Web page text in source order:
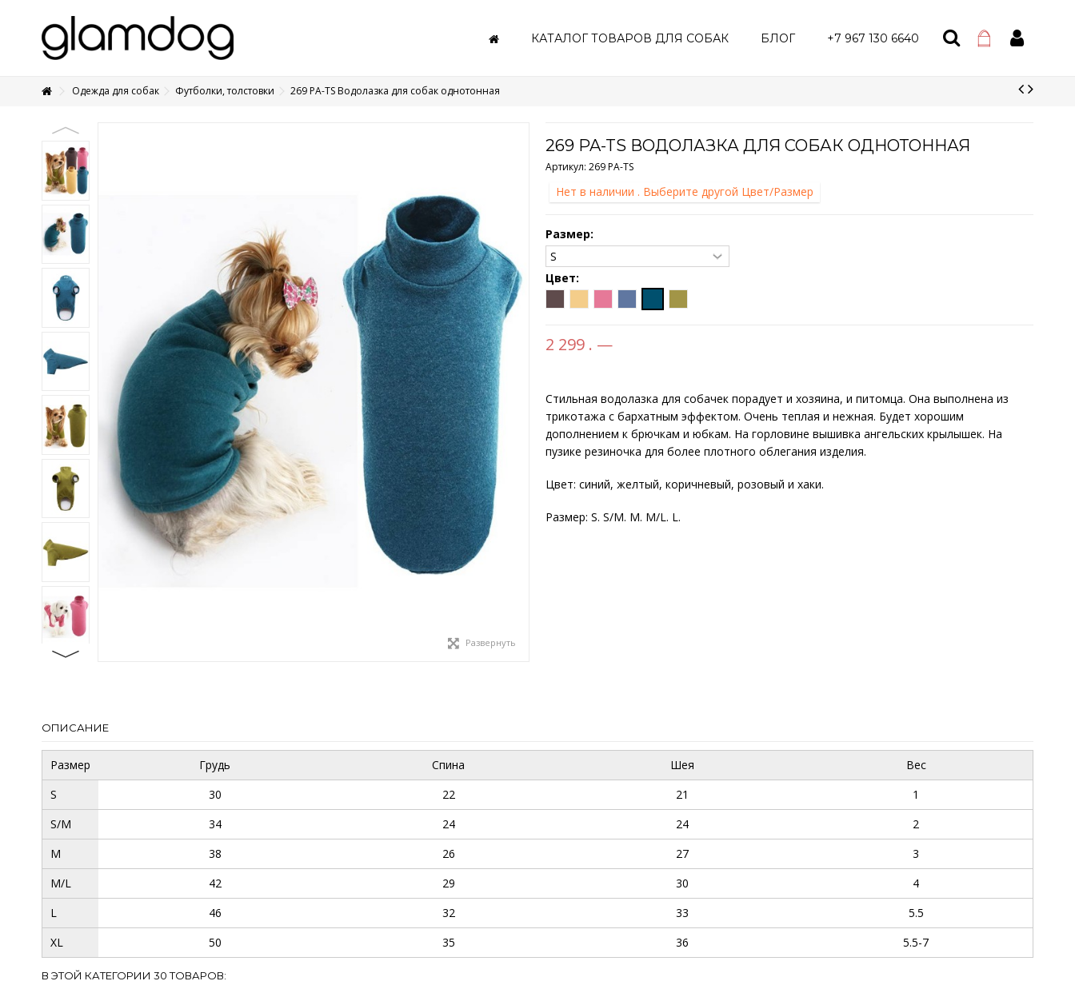
+7 495 1250410
КАТАЛОГ ТОВАРОВ ДЛЯ СОБАК БЛОГ +7 967 130 6640
Одежда для собак Футболки, толстовки 269 PA-TS Водолазка для собак однотонная
Развернуть
269 PA-TS ВОДОЛАЗКА ДЛЯ СОБАК ОДНОТОННАЯ
Артикул: 269 PA-TS
Нет в наличии . Выберите другой Цвет/Размер
Размер:
Цвет:
2 299 . —
Стильная водолазка для собачек порадует и хозяина, и питомца. Она выполнена из
трикотажа с бархатным эффектом. Очень теплая и нежная. Будет хорошим
дополнением к брючкам и юбкам. На горловине вышивка ангельских крылышек. На
пузике резиночка для более плотного облегания изделия.
Цвет: синий, желтый, коричневый, розовый и хаки.
Размер: S. S/M. M. M/L. L.
ОПИСАНИЕ
Размер Грудь Спина Шея
Вес
S
30 22 21
1
S/M
34 24 24
2
M
38 26 27
3
M/L
42 29 30
4
L
46 32 33
5.5
XL
50 35 36 5.5-7
В ЭТОЙ КАТЕГОРИИ 30 ТОВАРОВ: